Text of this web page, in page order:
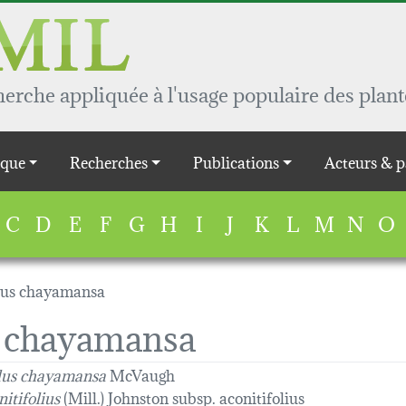
appliquée à l'usage populaire des
Recherches Publications Acteurs &
C D E F G H I J K L M N O
chayamansa
chayamansaMcVaugh
(Mill.) Johnston subsp. aconitifolius